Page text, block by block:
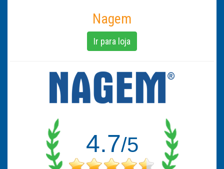
Nagem
Ir para loja
4.7/5